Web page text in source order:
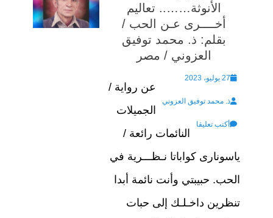
الأنوثة…….. تعاليم
أخــــرى عـن الحب /
بقلم: ذ. محمد توفيق
العزوني / مصر
Posted
on
27 يوليو، 2023
Author
ذ. محمد توفيق العزوني
أكتب تعليقا
عن رواية /
الجميلات
النائمات رائعة /
ياسونارى كواباتا نـظـــرية في
الحب. حبيبتي وأنت نائمة أبدا
تنظرين داخـلـك إلى حبات